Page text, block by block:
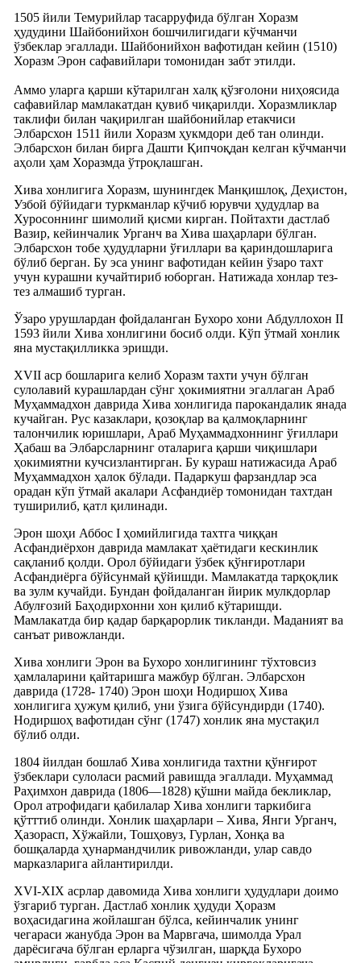
1505 йили Темурийлар тасарруфида бўлган Хоразм
ҳудудини Шайбонийхон бошчилигидаги кўчманчи
ўзбеклар эгаллади. Шайбонийхон вафотидан кейин (1510)
Хоразм Эрон сафавийлари томонидан забт этилди.
Аммо уларга қарши кўтарилган халқ қўзғолони ниҳоясида
сафавийлар мамлакатдан қувиб чиқарилди. Хоразмликлар
таклифи билан чақирилган шайбонийлар етакчиси
Элбарсхон 1511 йили Хоразм ҳукмдори деб тан олинди.
Элбарсхон билан бирга Дашти Қипчоқдан келган кўчманчи
аҳоли ҳам Хоразмда ўтроқлашган.
Хива хонлигига Хоразм, шунингдек Манқишлоқ, Деҳистон,
Узбой бўйидаги туркманлар кўчиб юрувчи ҳудудлар ва
Хуросоннинг шимолий қисми кирган. Пойтахти дастлаб
Вазир, кейинчалик Урганч ва Хива шаҳарлари бўлган.
Элбарсхон тобе ҳудудларни ўғиллари ва қариндошларига
бўлиб берган. Бу эса унинг вафотидан кейин ўзаро тахт
учун курашни кучайтириб юборган. Натижада хонлар тез-
тез алмашиб турган.
Ўзаро урушлардан фойдаланган Бухоро хони Абдуллохон II
1593 йили Хива хонлигини босиб олди. Кўп ўтмай хонлик
яна мустақилликка эришди.
XVII аср бошларига келиб Хоразм тахти учун бўлган
сулолавий курашлардан сўнг ҳокимиятни эгаллаган Араб
Муҳаммадхон даврида Хива хонлигида парокандалик янада
кучайган. Рус казаклари, қозоқлар ва қалмоқларнинг
талончилик юришлари, Араб Муҳаммадхоннинг ўғиллари
Ҳабаш ва Элбарсларнинг оталарига қарши чиқишлари
ҳокимиятни кучсизлантирган. Бу кураш натижасида Араб
Муҳаммадхон ҳалок бўлади. Падаркуш фарзандлар эса
орадан кўп ўтмай акалари Асфандиёр томонидан тахтдан
туширилиб, қатл қилинади.
Эрон шоҳи Аббос I ҳомийлигида тахтга чиққан
Асфандиёрхон даврида мамлакат ҳаётидаги кескинлик
сақланиб қолди. Орол бўйидаги ўзбек қўнғиротлари
Асфандиёрга бўйсунмай қўйишди. Мамлакатда тарқоқлик
ва зулм кучайди. Бундан фойдаланган йирик мулкдорлар
Абулғозий Баҳодирхонни хон қилиб кўтаришди.
Мамлакатда бир қадар барқарорлик тикланди. Маданият ва
санъат ривожланди.
Хива хонлиги Эрон ва Бухоро хонлигининг тўхтовсиз
ҳамлаларини қайтаришга мажбур бўлган. Элбарсхон
даврида (1728- 1740) Эрон шоҳи Нодиршоҳ Хива
хонлигига ҳужум қилиб, уни ўзига бўйсундирди (1740).
Нодиршоҳ вафотидан сўнг (1747) хонлик яна мустақил
бўлиб олди.
1804 йилдан бошлаб Хива хонлигида тахтни қўнғирот
ўзбеклари сулоласи расмий равишда эгаллади. Муҳаммад
Раҳимхон даврида (1806—1828) қўшни майда бекликлар,
Орол атрофидаги қабилалар Хива хонлиги таркибига
қўтттиб олинди. Хонлик шаҳарлари – Хива, Янги Урганч,
Ҳазорасп, Хўжайли, Тошҳовуз, Гурлан, Хонқа ва
бошқаларда ҳунармандчилик ривожланди, улар савдо
марказларига айлантирилди.
XVI-XIX асрлар давомида Хива хонлиги ҳудудлари доимо
ўзгариб турган. Дастлаб хонлик ҳудуди Ҳоразм
воҳасидагина жойлашган бўлса, кейинчалик унинг
чегараси жанубда Эрон ва Марвгача, шимолда Урал
дарёсигача бўлган ерларга чўзилган, шарқда Бухоро